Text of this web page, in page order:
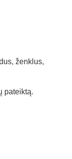
ženklus,
pateiktą.